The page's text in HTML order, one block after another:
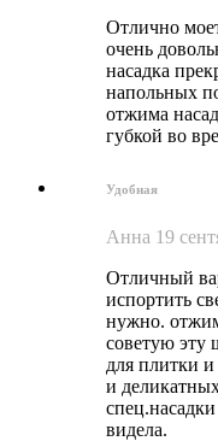
Отлично
очень
насадка
напольных
отжима
губкой во
Удобная
Анна 19
Отличный
испортить
нужно.
советую эту
для плитки
и
спец.насадки
видела.